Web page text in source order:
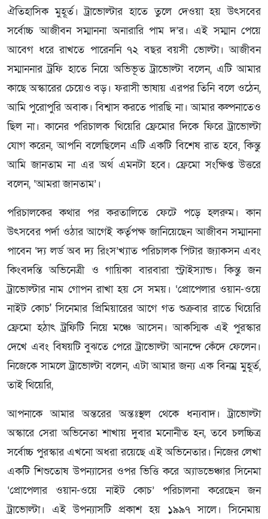
ঐতিহাসিক মুহূর্ত। ট্রাভোল্টার হাতে তুলে দেওয়া হয় উৎসবের
সর্বোচ্চ আজীবন সম্মাননা অনারারি পাম দ’র। এই সম্মান পেয়ে
আবেগ ধরে রাখতে পারেননি ৭২ বছর বয়সী ভোল্টা। আজীবন
সম্মাননার ট্রফি হাতে নিয়ে অভিভূত ট্রাভোল্টা বলেন, এটি আমার
কাছে অস্কারের চেয়েও বড়। ফরাসী ভাষায় এরপর তিনি বলে ওঠেন,
আমি পুরোপুরি অবাক। বিশ্বাস করতে পারছি না। আমার কল্পনাতেও
ছিল না। কানের পরিচালক থিয়েরি ফ্রেমোর দিকে ফিরে ট্রাভোল্টা
যোগ করেন, আপনি বলেছিলেন এটি একটি বিশেষ রাত হবে, কিন্তু
আমি জানতাম না এর অর্থ এমনটা হবে। ফ্রেমো সংক্ষিপ্ত উত্তরে
বলেন, ‘আমরা জানতাম’।
পরিচালকের কথার পর করতালিতে ফেটে পড়ে হলরুম। কান
উৎসবের পর্দা ওঠার আগেই কর্তৃপক্ষ জানিয়েছেন আজীবন সম্মাননা
পাবেন ‘দ্য লর্ড অব দ্য রিংস’খ্যাত পরিচালক পিটার জ্যাকসন এবং
কিংবদন্তি অভিনেত্রী ও গায়িকা বারবারা স্ট্রাইস্যান্ড। কিন্তু জন
ট্রাভোল্টার নাম গোপন রাখা হয় সে সময়। ‘প্রোপেলার ওয়ান-ওয়ে
নাইট কোচ' সিনেমার প্রিমিয়ারের আগে গত শুক্রবার রাতে থিয়েরি
ফ্রেমো হঠাৎ ট্রফিটি নিয়ে মঞ্চে আসেন। আকস্মিক এই পুরস্কার
দেখে এবং বিষয়টি বুঝতে পেরে ট্রাভোল্টা আনন্দে কেঁদে ফেলেন।
নিজেকে সামলে ট্রাভোল্টা বলেন, এটা আমার জন্য এক বিনম্র মুহূর্ত,
তাই থিয়েরি,
আপনাকে আমার অন্তরের অন্তঃস্থল থেকে ধন্যবাদ। ট্রাভোল্টা
অস্কারে সেরা অভিনেতা শাখায় দুবার মনোনীত হন, তবে চলচ্চিত্র
সর্বোচ্চ পুরস্কার এখনো অধরা রয়েছে এই অভিনেতার। নিজের লেখা
একটি শিশুতোষ উপন্যাসের ওপর ভিত্তি করে অ্যাডভেঞ্চার সিনেমা
‘প্রোপেলার ওয়ান-ওয়ে নাইট কোচ’ পরিচালনা করেছেন জন
ট্রাভোল্টা। এই উপন্যাসটি প্রকাশ হয় ১৯৯৭ সালে। সিনেমায়